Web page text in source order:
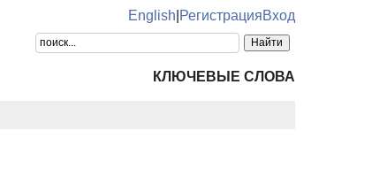
English РегистрацияВход
КЛЮЧЕВЫЕ СЛОВА